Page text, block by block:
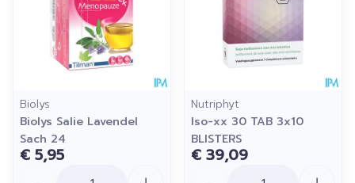
Biolys
Biolys Salie Lavendel
Sach 24
€ 5,95
Nutriphyt
Iso-xx 30 TAB 3x10
BLISTERS
€ 39,09